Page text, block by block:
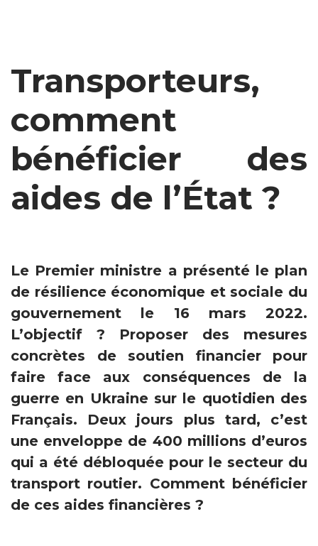
Transporteurs,
comment
bénéficier des
aides de l’État ?
Le Premier ministre a présenté le plan
de résilience économique et sociale du
gouvernement le 16 mars 2022.
L’objectif ? Proposer des mesures
concrètes de soutien financier pour
faire face aux conséquences de la
guerre en Ukraine sur le quotidien des
Français. Deux jours plus tard, c’est
une enveloppe de 400 millions d’euros
qui a été débloquée pour le secteur du
transport routier. Comment bénéficier
de ces aides financières ?